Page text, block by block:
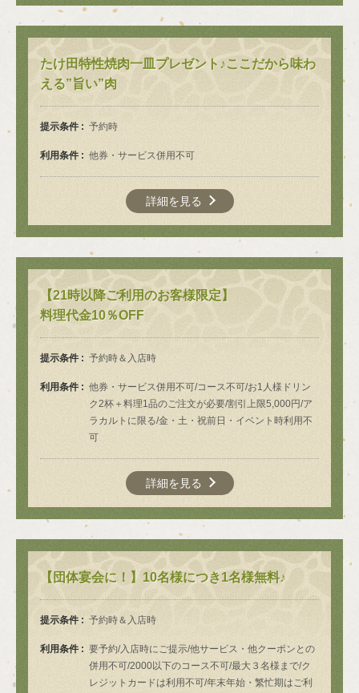
たけ田特性焼肉一皿プレゼント♪ここだから味わ
える”旨い”肉
提示条件 予約時
利用条件 他券・サービス併用不可
詳細を見る
【21時以降ご利用のお客様限定】
料理代金10％OFF
提示条件 予約時＆入店時
利用条件
他券・サービス併用不可/コース不可/お1人様ドリン
ク2杯＋料理1品のご注文が必要/割引上限5,000円/ア
ラカルトに限る/金・土・祝前日・イベント時利用不
可
詳細を見る
【団体宴会に！】10名様につき1名様無料♪
提示条件 予約時＆入店時
利用条件
要予約/入店時にご提示/他サービス・他クーポンとの
併用不可/2000以下のコース不可/最大３名様まで/ク
レジットカードは利用不可/年末年始・繁忙期はご利
この店舗情報をシェアする
https://29takeda-akabane.owst.jp/coupons
お店情報をコピー